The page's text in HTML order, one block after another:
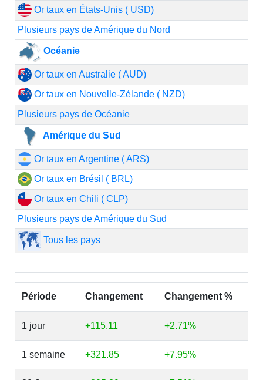
Or taux en États-Unis ( USD)
Plusieurs pays de Amérique du Nord
Océanie
Or taux en Australie ( AUD)
Or taux en Nouvelle-Zélande ( NZD)
Plusieurs pays de Océanie
Amérique du Sud
Or taux en Argentine ( ARS)
Or taux en Brésil ( BRL)
Or taux en Chili ( CLP)
Plusieurs pays de Amérique du Sud
Tous les pays
Période Changement Changement %
1 jour +115.11 +2.71%
1 semaine +321.85 +7.95%